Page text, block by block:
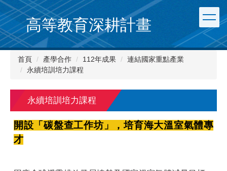
跳
到
主
要
內
高等教育深耕計畫
首頁 產學合作 112年成果
連結國家重點產業
永續培訓培力課程
永續培訓培力課程
開設「碳盤查工作坊」，培育海大溫室氣體專
才